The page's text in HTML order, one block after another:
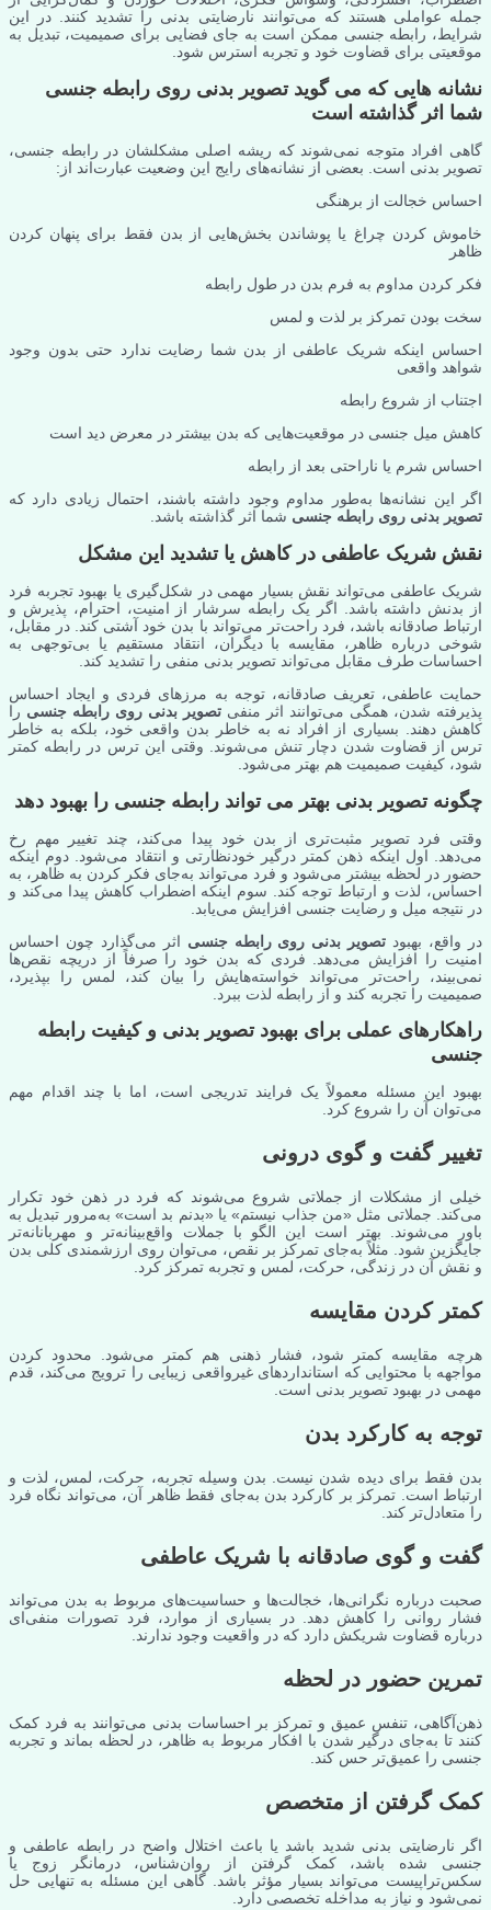
جمله عواملی هستند که می‌توانند نارضایتی بدنی را تشدید کنند. در این
شرایط، رابطه جنسی ممکن است به جای فضایی برای صمیمیت، تبدیل به
موقعیتی برای قضاوت خود و تجربه استرس شود.
نشانه هایی که می گوید تصویر بدنی روی رابطه جنسی
شما اثر گذاشته است
گاهی افراد متوجه نمی‌شوند که ریشه اصلی مشکلشان در رابطه جنسی،
تصویر بدنی است. بعضی از نشانه‌های رایج این وضعیت عبارت‌اند از:
احساس خجالت از برهنگی
خاموش کردن چراغ یا پوشاندن بخش‌هایی از بدن فقط برای پنهان کردن
ظاهر
فکر کردن مداوم به فرم بدن در طول رابطه
سخت بودن تمرکز بر لذت و لمس
احساس اینکه شریک عاطفی از بدن شما رضایت ندارد حتی بدون وجود
شواهد واقعی
اجتناب از شروع رابطه
کاهش میل جنسی در موقعیت‌هایی که بدن بیشتر در معرض دید است
احساس شرم یا ناراحتی بعد از رابطه
اگر این نشانه‌ها به‌طور مداوم وجود داشته باشند، احتمال زیادی دارد که
تصویر بدنی روی رابطه جنسی شما اثر گذاشته باشد.
نقش شریک عاطفی در کاهش یا تشدید این مشکل
شریک عاطفی می‌تواند نقش بسیار مهمی در شکل‌گیری یا بهبود تجربه فرد
از بدنش داشته باشد. اگر یک رابطه سرشار از امنیت، احترام، پذیرش و
ارتباط صادقانه باشد، فرد راحت‌تر می‌تواند با بدن خود آشتی کند. در مقابل،
شوخی درباره ظاهر، مقایسه با دیگران، انتقاد مستقیم یا بی‌توجهی به
احساسات طرف مقابل می‌تواند تصویر بدنی منفی را تشدید کند.
حمایت عاطفی، تعریف صادقانه، توجه به مرزهای فردی و ایجاد احساس
پذیرفته شدن، همگی می‌توانند اثر منفی تصویر بدنی روی رابطه جنسی را
کاهش دهند. بسیاری از افراد نه به خاطر بدن واقعی خود، بلکه به خاطر
ترس از قضاوت شدن دچار تنش می‌شوند. وقتی این ترس در رابطه کمتر
شود، کیفیت صمیمیت هم بهتر می‌شود.
چگونه تصویر بدنی بهتر می تواند رابطه جنسی را بهبود دهد
وقتی فرد تصویر مثبت‌تری از بدن خود پیدا می‌کند، چند تغییر مهم رخ
می‌دهد. اول اینکه ذهن کمتر درگیر خودنظارتی و انتقاد می‌شود. دوم اینکه
حضور در لحظه بیشتر می‌شود و فرد می‌تواند به‌جای فکر کردن به ظاهر، به
احساس، لذت و ارتباط توجه کند. سوم اینکه اضطراب کاهش پیدا می‌کند و
در نتیجه میل و رضایت جنسی افزایش می‌یابد.
در واقع، بهبود تصویر بدنی روی رابطه جنسی اثر می‌گذارد چون احساس
امنیت را افزایش می‌دهد. فردی که بدن خود را صرفاً از دریچه نقص‌ها
نمی‌بیند، راحت‌تر می‌تواند خواسته‌هایش را بیان کند، لمس را بپذیرد،
صمیمیت را تجربه کند و از رابطه لذت ببرد.
راهکارهای عملی برای بهبود تصویر بدنی و کیفیت رابطه
جنسی
بهبود این مسئله معمولاً یک فرایند تدریجی است، اما با چند اقدام مهم
می‌توان آن را شروع کرد.
تغییر گفت و گوی درونی
خیلی از مشکلات از جملاتی شروع می‌شوند که فرد در ذهن خود تکرار
می‌کند. جملاتی مثل «من جذاب نیستم» یا «بدنم بد است» به‌مرور تبدیل به
باور می‌شوند. بهتر است این الگو با جملات واقع‌بینانه‌تر و مهربانانه‌تر
جایگزین شود. مثلاً به‌جای تمرکز بر نقص، می‌توان روی ارزشمندی کلی بدن
و نقش آن در زندگی، حرکت، لمس و تجربه تمرکز کرد.
کمتر کردن مقایسه
هرچه مقایسه کمتر شود، فشار ذهنی هم کمتر می‌شود. محدود کردن
مواجهه با محتوایی که استانداردهای غیرواقعی زیبایی را ترویج می‌کند، قدم
مهمی در بهبود تصویر بدنی است.
توجه به کارکرد بدن
بدن فقط برای دیده شدن نیست. بدن وسیله تجربه، حرکت، لمس، لذت و
ارتباط است. تمرکز بر کارکرد بدن به‌جای فقط ظاهر آن، می‌تواند نگاه فرد
را متعادل‌تر کند.
گفت و گوی صادقانه با شریک عاطفی
صحبت درباره نگرانی‌ها، خجالت‌ها و حساسیت‌های مربوط به بدن می‌تواند
فشار روانی را کاهش دهد. در بسیاری از موارد، فرد تصورات منفی‌ای
درباره قضاوت شریکش دارد که در واقعیت وجود ندارند.
تمرین حضور در لحظه
ذهن‌آگاهی، تنفس عمیق و تمرکز بر احساسات بدنی می‌توانند به فرد کمک
کنند تا به‌جای درگیر شدن با افکار مربوط به ظاهر، در لحظه بماند و تجربه
جنسی را عمیق‌تر حس کند.
کمک گرفتن از متخصص
اگر نارضایتی بدنی شدید باشد یا باعث اختلال واضح در رابطه عاطفی و
جنسی شده باشد، کمک گرفتن از روان‌شناس، درمانگر زوج یا
سکس‌تراپیست می‌تواند بسیار مؤثر باشد. گاهی این مسئله به تنهایی حل
نمی‌شود و نیاز به مداخله تخصصی دارد.